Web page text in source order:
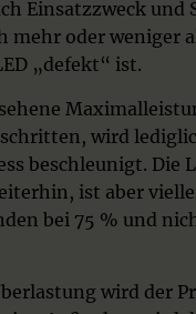
Einsatzzweck
mehr oder weniger
„defekt“ ist.
wird
beschleunigt. Die
ist aber
bei 75 % und
wird der